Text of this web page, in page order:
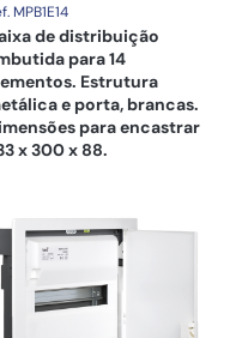
MPB1E14
de distribuição
para 14
Estrutura
e porta, brancas.
para encastrar
x 300 x 88.